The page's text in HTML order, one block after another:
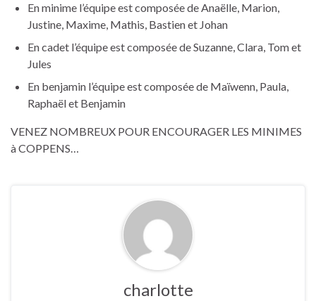
En minime l’équipe est composée de Anaëlle, Marion,
Justine, Maxime, Mathis, Bastien et Johan
En cadet l’équipe est composée de Suzanne, Clara, Tom et
Jules
En benjamin l’équipe est composée de Maïwenn, Paula,
Raphaël et Benjamin
VENEZ NOMBREUX POUR ENCOURAGER LES MINIMES
à COPPENS…
charlotte